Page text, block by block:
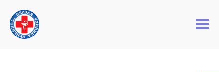
Первая Столичная Клиника